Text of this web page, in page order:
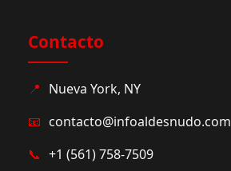
Contacto
📍 Nueva York, NY
📧 contacto@infoaldesnudo.com
📞 +1 (561) 758-7509